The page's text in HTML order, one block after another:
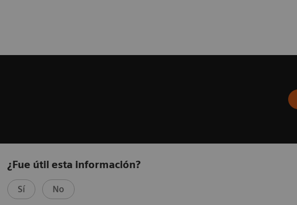
¿Fue útil esta información?
Sí No